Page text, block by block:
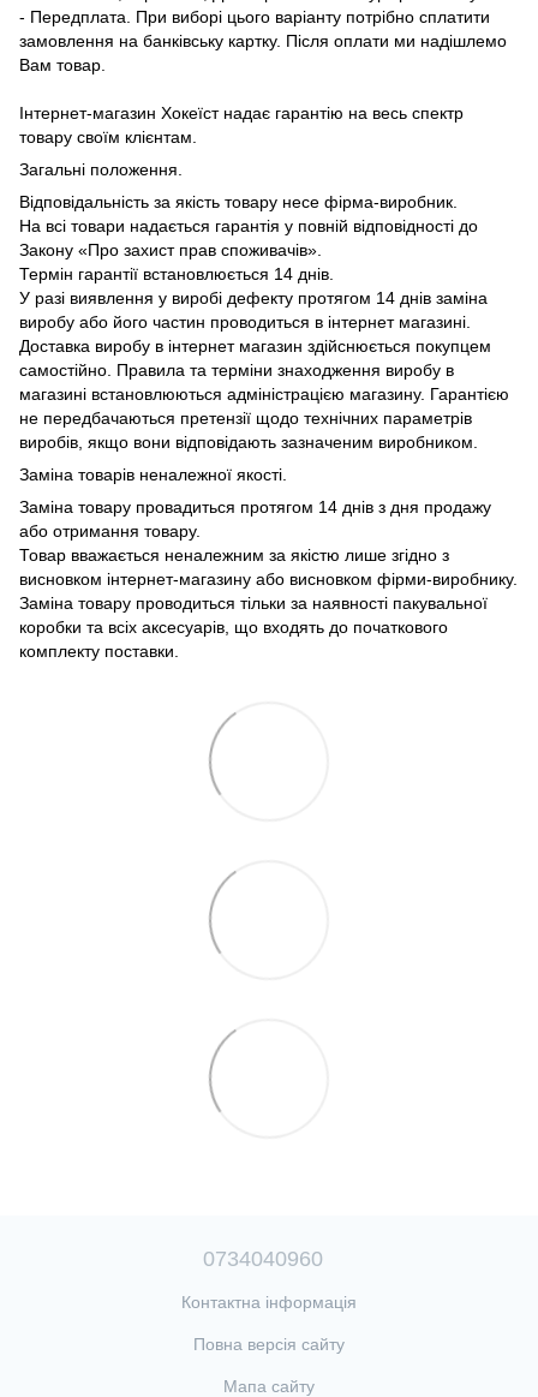
- Передплата. При виборі цього варіанту потрібно сплатити
замовлення на банківську картку. Після оплати ми надішлемо
Вам товар.
Інтернет-магазин Хокеїст надає гарантію на весь спектр
товару своїм клієнтам.
Загальні положення.
Відповідальність за якість товару несе фірма-виробник.
На всі товари надається гарантія у повній відповідності до
Закону «Про захист прав споживачів».
Термін гарантії встановлюється 14 днів.
У разі виявлення у виробі дефекту протягом 14 днів заміна
виробу або його частин проводиться в інтернет магазині.
Доставка виробу в інтернет магазин здійснюється покупцем
самостійно. Правила та терміни знаходження виробу в
магазині встановлюються адміністрацією магазину. Гарантією
не передбачаються претензії щодо технічних параметрів
виробів, якщо вони відповідають зазначеним виробником.
Заміна товарів неналежної якості.
Заміна товару провадиться протягом 14 днів з дня продажу
або отримання товару.
Товар вважається неналежним за якістю лише згідно з
висновком інтернет-магазину або висновком фірми-виробнику.
Заміна товару проводиться тільки за наявності пакувальної
коробки та всіх аксесуарів, що входять до початкового
комплекту поставки.
0734040960
Контактна інформація
Повна версія сайту
Мапа сайту